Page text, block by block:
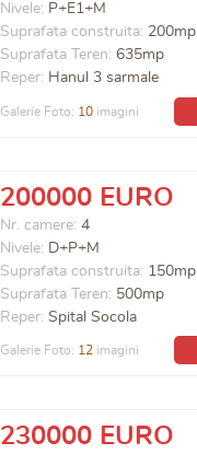
Nivele: P+E1+M
Suprafata construita: 200mp
Suprafata Teren: 635mp
Reper: Hanul 3 sarmale
Galerie Foto: 10 imagini
200000 EURO
Nr. camere: 4
Nivele: D+P+M
Suprafata construita: 150mp
Suprafata Teren: 500mp
Reper: Spital Socola
Galerie Foto: 12 imagini
230000 EURO